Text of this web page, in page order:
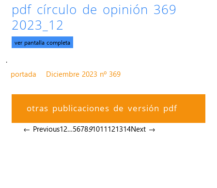
pdf círculo de opinión 369
2023_12
ver pantalla completa
.
portada
Diciembre 2023 nº 369
otras publicaciones de versión pdf
← Previous12…567891011121314Next →